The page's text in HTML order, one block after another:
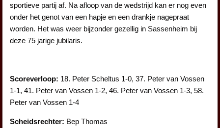
sportieve partij af. Na afloop van de wedstrijd kan er nog even
onder het genot van een hapje en een drankje nagepraat
worden. Het was weer bijzonder gezellig in Sassenheim bij
deze 75 jarige jubilaris.
Scoreverloop: 18. Peter Scheltus 1-0, 37. Peter van Vossen
1-1, 41. Peter van Vossen 1-2, 46. Peter van Vossen 1-3, 58.
Peter van Vossen 1-4
Scheidsrechter: Bep Thomas